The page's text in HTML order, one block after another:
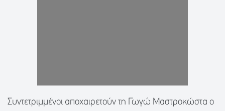
Συντετριμμένοι αποχαιρετούν τη Γωγώ Μαστροκώστα ο